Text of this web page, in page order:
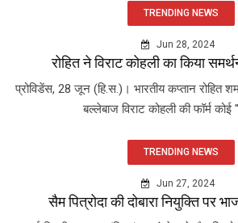
TRENDING NEWS
Jun 28, 2024
रोहित ने विराट कोहली का किया
प्रोविडेंस, 28 जून (हि.स.)। भारतीय कप्तान रोहित
बल्लेबाज विराट कोहली की फॉर्म कोई
TRENDING NEWS
Jun 27, 2024
सैम पित्रोदा की दोबारा नियुक्ति पर